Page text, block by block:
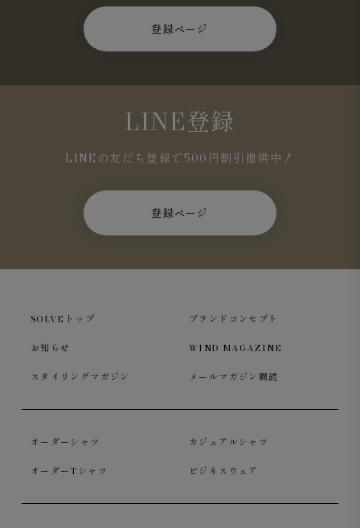
登録ページ
LINE登録
LINEの友だち登録で500円割引提供中！
登録ページ
SOLVEトップ ブランドコンセプト
お知らせ WIND MAGAZINE
スタイリングマガジン メールマガジン購読
オーダーシャツ カジュアルシャツ
オーダーTシャツ ビジネスウェア